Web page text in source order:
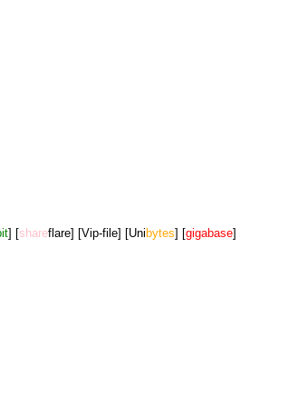
] [shareflare] [Vip-file] [Unibytes] [gigabase]